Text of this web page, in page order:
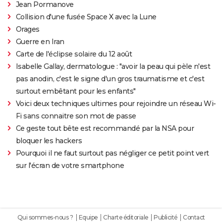
Jean Pormanove
Collision d'une fusée Space X avec la Lune
Orages
Guerre en Iran
Carte de l'éclipse solaire du 12 août
Isabelle Gallay, dermatologue : "avoir la peau qui pèle n'est
pas anodin, c'est le signe d'un gros traumatisme et c'est
surtout embêtant pour les enfants"
Voici deux techniques ultimes pour rejoindre un réseau Wi-
Fi sans connaitre son mot de passe
Ce geste tout bête est recommandé par la NSA pour
bloquer les hackers
Pourquoi il ne faut surtout pas négliger ce petit point vert
sur l'écran de votre smartphone
Qui sommes-nous ? Equipe Charte éditoriale Publicité Contact